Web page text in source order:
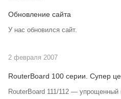
Обновление сайта
У нас обновился сайт.
2 февраля 2007
RouterBoard 100 серии. Супер
RouterBoard 111/112 — упрощенный